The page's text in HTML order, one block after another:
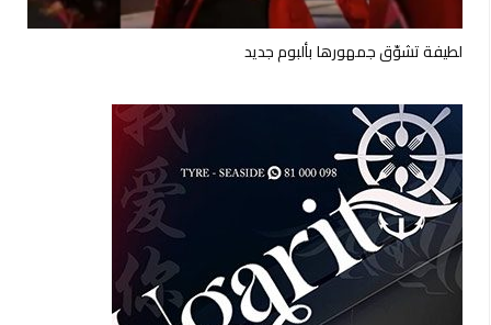
لطيفة تشوّق جمهورها بألبوم جديد